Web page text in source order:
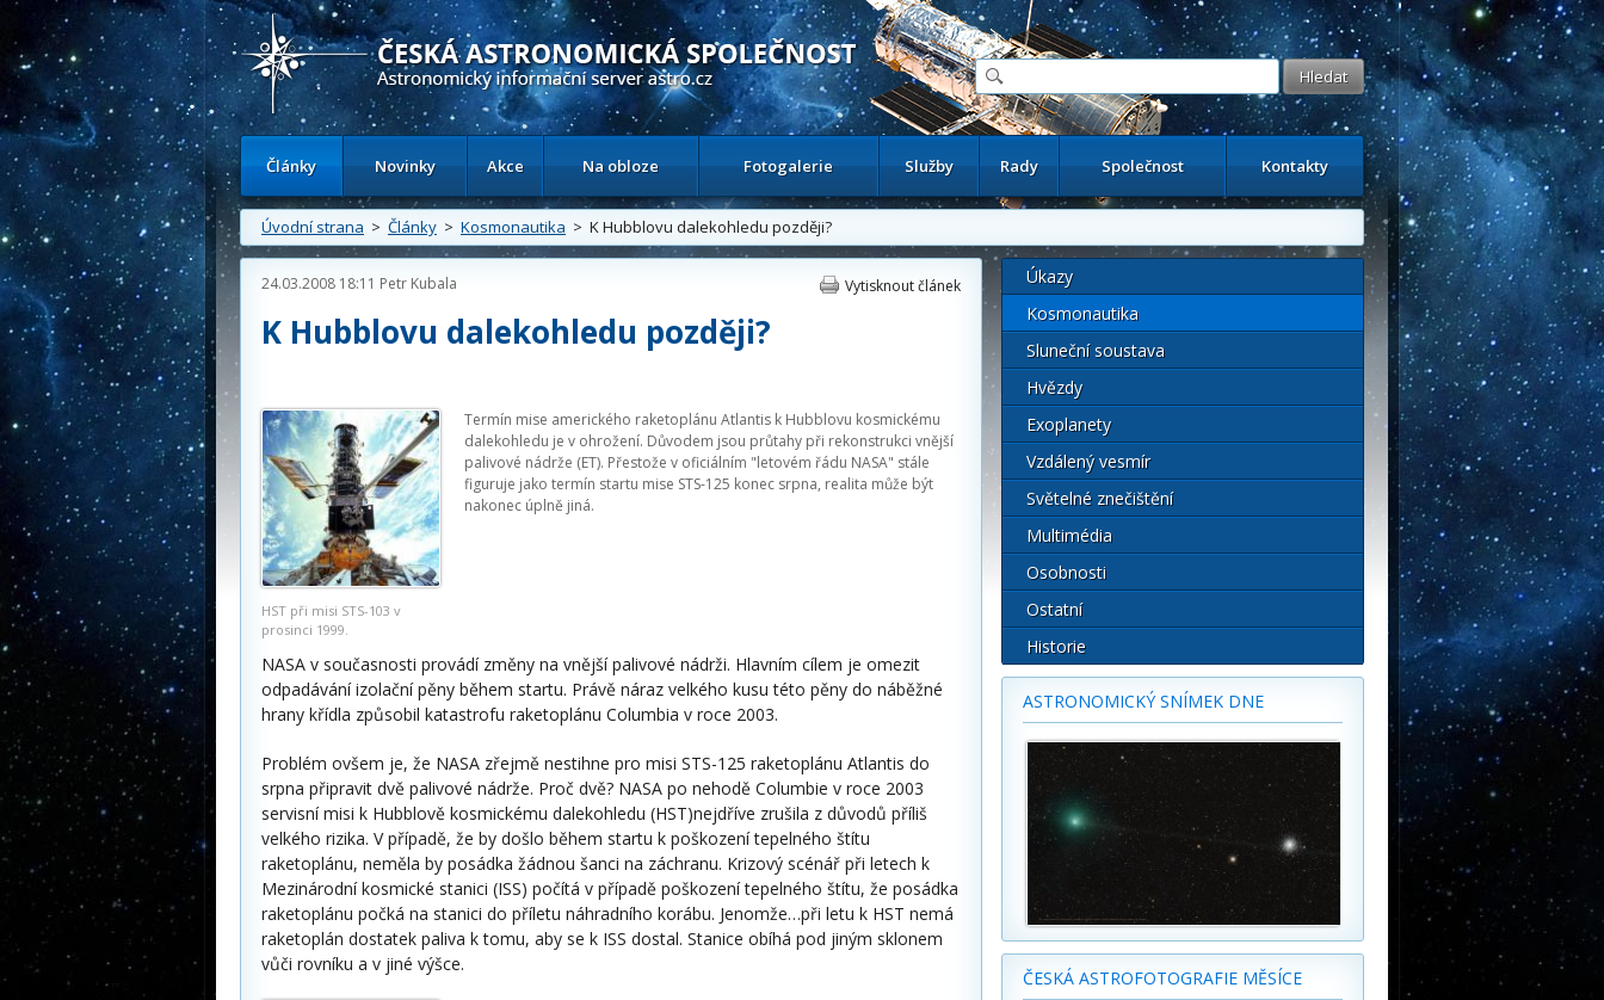
Česká astronomická společnost - Informační astronomický server
Články Novinky Akce Na obloze Fotogalerie Služby Rady Společnost Kontakty
Úvodní strana > Články > Kosmonautika > K Hubblovu dalekohledu později?
24.03.2008 18:11 Petr Kubala Vytisknout článek
K Hubblovu dalekohledu později?
HST při misi STS-103 v
prosinci 1999.
Termín mise amerického raketoplánu Atlantis k Hubblovu kosmickému
dalekohledu je v ohrožení. Důvodem jsou průtahy při rekonstrukci vnější
palivové nádrže (ET). Přestože v oficiálním "letovém řádu NASA" stále
figuruje jako termín startu mise STS-125 konec srpna, realita může být
nakonec úplně jiná.
NASA v současnosti provádí změny na vnější palivové nádrži. Hlavním cílem je omezit
odpadávání izolační pěny během startu. Právě náraz velkého kusu této pěny do náběžné
hrany křídla způsobil katastrofu raketoplánu Columbia v roce 2003.
Problém ovšem je, že NASA zřejmě nestihne pro misi STS-125 raketoplánu Atlantis do
srpna připravit dvě palivové nádrže. Proč dvě? NASA po nehodě Columbie v roce 2003
servisní misi k Hubblově kosmickému dalekohledu (HST)nejdříve zrušila z důvodů příliš
velkého rizika. V případě, že by došlo během startu k poškození tepelného štítu
raketoplánu, neměla by posádka žádnou šanci na záchranu. Krizový scénář při letech k
Mezinárodní kosmické stanici (ISS) počítá v případě poškození tepelného štítu, že posádka
raketoplánu počká na stanici do příletu náhradního korábu. Jenomže…při letu k HST nemá
raketoplán dostatek paliva k tomu, aby se k ISS dostal. Stanice obíhá pod jiným sklonem
vůči rovníku a v jiné výšce.
Úkazy
Kosmonautika
Sluneční soustava
Hvězdy
Exoplanety
Vzdálený vesmír
Světelné znečištění
Multimédia
Osobnosti
Ostatní
Historie
ASTRONOMICKÝ SNÍMEK DNE
ČESKÁ ASTROFOTOGRAFIE MĚSÍCE